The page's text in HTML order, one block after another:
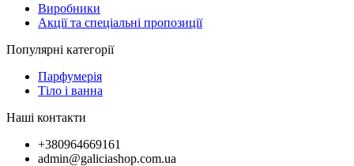
Виробники
Акції та спеціальні пропозиції
Популярні категорії
Парфумерія
Тіло і ванна
Наші контакти
+380964669161
admin@galiciashop.com.ua